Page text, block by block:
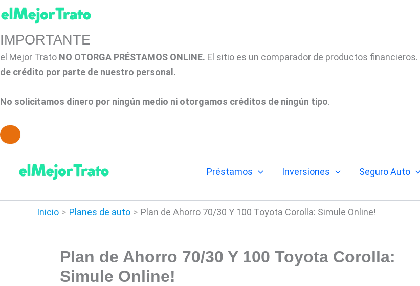
IMPORTANTE
el Mejor Trato NO OTORGA PRÉSTAMOS ONLINE. El sitio es un comparador de productos financieros.
de crédito por parte de nuestro personal.
No solicitamos dinero por ningún medio ni otorgamos créditos de ningún tipo.
contenido
Préstamos Inversiones Seguro Auto
Inicio Planes de auto Plan de Ahorro 70/30 Y 100 Toyota Corolla: Simule Online!
Plan de Ahorro 70/30 Y 100 Toyota Corolla:
Simule Online!